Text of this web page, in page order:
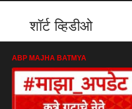
शॉर्ट व्हिडीओ
ABP MAJHA BATMYA